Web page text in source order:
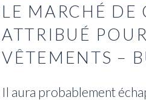
LE MARCHÉ DE
ATTRIBUÉ
VÊTEMENTS –
Il aura probablement